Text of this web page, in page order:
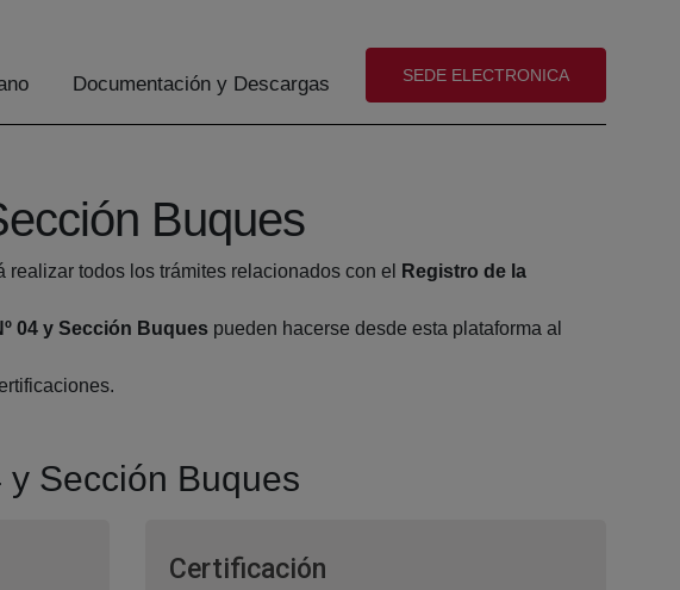
Documentación y Descargas (abre en nueva ventana)
SEDE ELECTRONICA
Buques
todos los trámites relacionados con el
Registro de la
04 y Sección Buques pueden hacerse desde esta plataforma al
Sección Buques
nueva Certificación